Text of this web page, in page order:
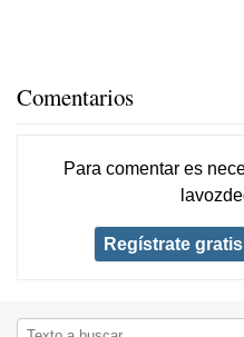
Comentarios
Para comentar es
Regístrate gratis